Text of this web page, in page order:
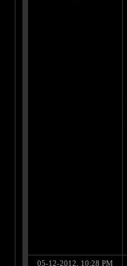
05-12-2012, 10:28 PM